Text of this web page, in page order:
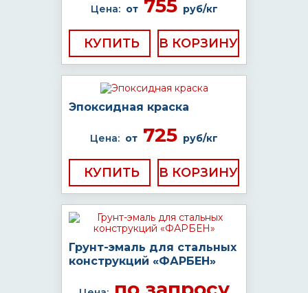
Цена: от755 руб/кг
КУПИТЬ
Эпоксидная краска
Цена: от 725 руб/кг
КУПИТЬ
Грунт-эмаль для стальных
конструкций «ФАРБЕН»